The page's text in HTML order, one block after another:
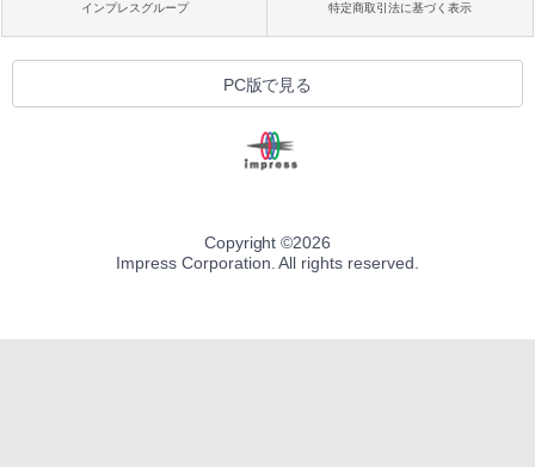
インプレスグループ 特定商取引法に基づく表示
PC版で見る
Copyright ©2026
Impress Corporation. All rights reserved.